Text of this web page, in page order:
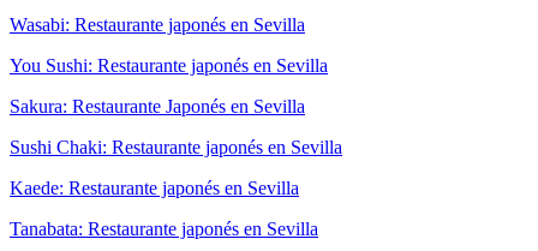
Wasabi: Restaurante japonés en Sevilla
You Sushi: Restaurante japonés en Sevilla
Sakura: Restaurante Japonés en Sevilla
Sushi Chaki: Restaurante japonés en Sevilla
Kaede: Restaurante japonés en Sevilla
Tanabata: Restaurante japonés en Sevilla